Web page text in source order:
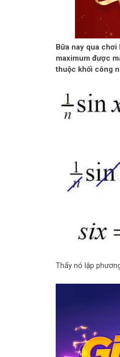
Bữa nay qua
maximum được
thuộc khối công
Thấy nó lập